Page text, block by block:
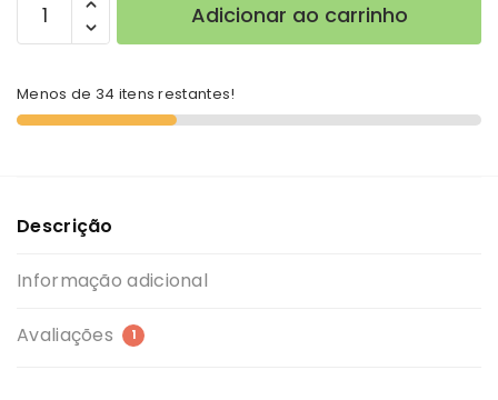
Adicionar ao carrinho
Menos de 34 itens restantes!
Descrição
Informação adicional
Avaliações 1